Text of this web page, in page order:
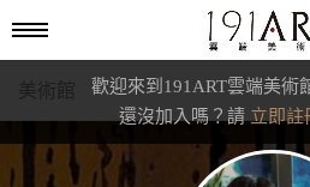
歡迎來到191ART雲端美術
還沒加入嗎？請 立即註
學藝館